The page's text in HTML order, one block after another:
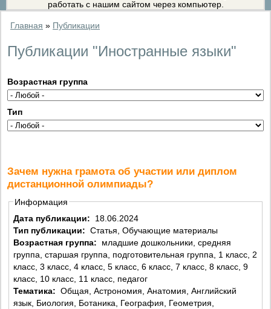
работать с нашим сайтом через компьютер.
Главная » Публикации
Публикации "Иностранные языки"
Возрастная группа
Тип
Зачем нужна грамота об участии или диплом
дистанционной олимпиады?
Информация
Дата публикации:
18.06.2024
Тип публикации: Статья, Обучающие материалы
Возрастная группа:
группа, старшая группа, подготовительная группа, 1 класс, 2
класс, 3 класс, 4 класс, 5 класс, 6 класс, 7 класс, 8 класс, 9
класс, 10 класс, 11 класс, педагог
Тематика: Общая, Астрономия, Анатомия, Английский
язык, Биология, Ботаника, География, Геометрия,